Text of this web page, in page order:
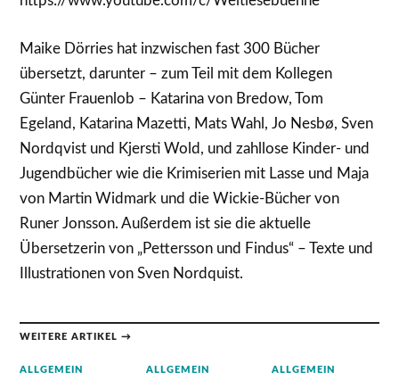
Maike Dörries hat inzwischen fast 300 Bücher
übersetzt, darunter – zum Teil mit dem Kollegen
Günter Frauenlob – Katarina von Bredow, Tom
Egeland, Katarina Mazetti, Mats Wahl, Jo Nesbø, Sven
Nordqvist und Kjersti Wold, und zahllose Kinder- und
Jugendbücher wie die Krimiserien mit Lasse und Maja
von Martin Widmark und die Wickie-Bücher von
Runer Jonsson. Außerdem ist sie die aktuelle
Übersetzerin von „Pettersson und Findus“ – Texte und
Illustrationen von Sven Nordquist.
WEITERE ARTIKEL →
ALLGEMEIN ALLGEMEIN ALLGEMEIN